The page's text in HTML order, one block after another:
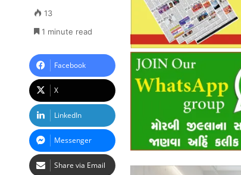
13
1 minute read
Facebook
X
LinkedIn
Messenger
Share via Email